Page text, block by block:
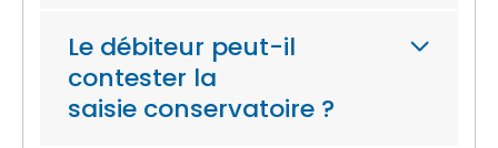
Le débiteur peut-il
contester la
saisie conservatoire ?